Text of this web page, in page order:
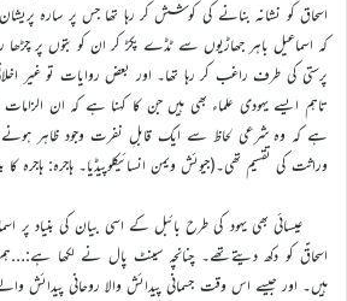
اسحاق کو نشانہ بنانے کی کوشش کر رہا تھا جس پر سارہ
کہ اسماعیل باہر جھاڑیوں سے ٹڈے پکڑ کر ان کو بتوں پر
پرستی کی طرف راغب کر رہا تھا۔ اور بعض روایات تو غیر
تاہم ایسے یہودی علماء بھی ہیں جن کا کہنا ہے کہ ان الزامات
ہے کہ وہ شرعی لحاظ سے ایک قابلِ نفرت وجود ظاہر ہونے
وراثت کی تقسیم تھی۔(جیوئش ویمن انسائیکلوپیڈیا۔ ہاجرہ: ہاجرہ کا
عیسائی بھی یہود کی طرح بائبل کے اسی بیان کی بنیاد پر
اسحاقؑ کو دکھ دیتےتھے۔ چنانچہ سینٹ پال نے لکھا
ہیں۔ اور جیسے اس وقت جسمانی پیدائش والا روحانی پیدائش